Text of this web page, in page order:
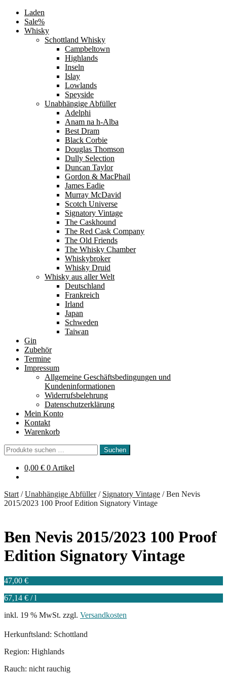
Laden
Sale%
Whisky
Schottland Whisky
Campbeltown
Highlands
Inseln
Islay
Lowlands
Speyside
Unabhängige Abfüller
Adelphi
Anam na h-Alba
Best Dram
Black Corbie
Douglas Thomson
Dully Selection
Duncan Taylor
Gordon & MacPhail
James Eadie
Murray McDavid
Scotch Universe
Signatory Vintage
The Caskhound
The Red Cask Company
The Old Friends
The Whisky Chamber
Whiskybroker
Whisky Druid
Whisky aus aller Welt
Deutschland
Frankreich
Irland
Japan
Schweden
Taiwan
Gin
Zubehör
Termine
Impressum
Allgemeine Geschäftsbedingungen und
Kundeninformationen
Widerrufsbelehrung
Datenschutzerklärung
Mein Konto
Kontakt
Warenkorb
Suchen
nach:
Suchen
0,00 € 0 Artikel
Start /Unabhängige Abfüller/ Signatory Vintage /Ben Nevis
2015/2023 100 Proof Edition Signatory Vintage
Ben Nevis 2015/2023 100 Proof
Edition Signatory Vintage
47,00 €
67,14 € /l
inkl. 19 % MwSt. zzgl. Versandkosten
Herkunftsland: Schottland
Region: Highlands
Rauch: nicht rauchig